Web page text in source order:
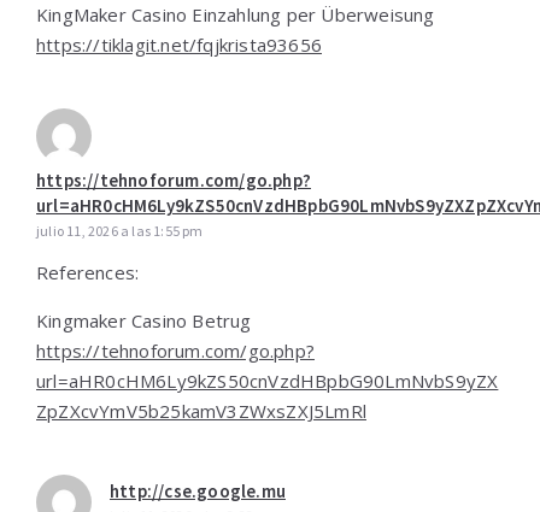
KingMaker Casino Einzahlung per Überweisung
https://tiklagit.net/fqjkrista93656
https://tehnoforum.com/go.php?
julio 11, 2026 a las 1:55 pm
References:
Kingmaker Casino Betrug
https://tehnoforum.com/go.php?
url=aHR0cHM6Ly9kZS50cnVzdHBpbG90LmNvbS9yZX
ZpZXcvYmV5b25kamV3ZWxsZXJ5LmRl
http://cse.google.mu